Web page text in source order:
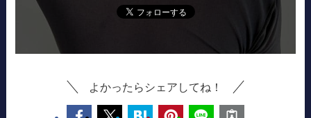
よかったらシェアしてね！